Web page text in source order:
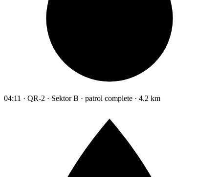
04:11 · QR-2 · Sektor B · patrol complete · 4.2 km